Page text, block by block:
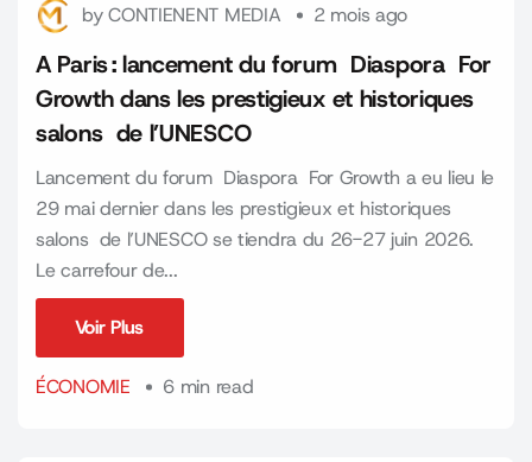
byCONTIENENT MEDIA 2 mois ago
A Paris : lancement du forum Diaspora For
Growth dans les prestigieux et historiques
salons de l’UNESCO
Lancement du forum Diaspora For Growth a eu lieu le
29 mai dernier dans les prestigieux et historiques
salons de l’UNESCO se tiendra du 26-27 juin 2026.
Le carrefour de...
Voir Plus
ÉCONOMIE
6 min read